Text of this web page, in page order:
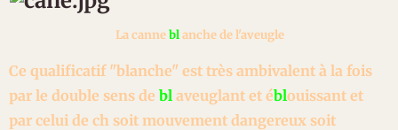
La canneblanche de l'aveugle
Ce qualificatif "blanche" est très ambivalent à la fois
par le double sens de bl aveuglant et éblouissant et
par celui de ch soit mouvement dangereux soit